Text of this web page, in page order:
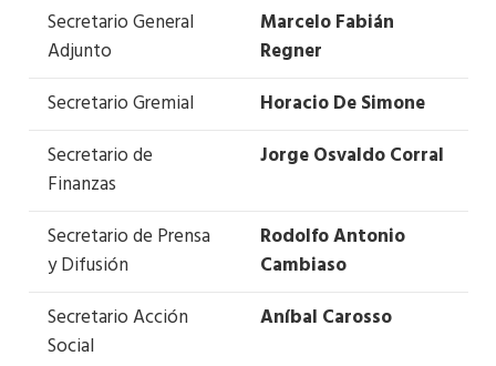
Secretario General
Adjunto
Marcelo Fabián
Regner
Secretario Gremial
Horacio De Simone
Secretario de
Finanzas
Jorge Osvaldo Corral
Secretario de Prensa
y Difusión
Rodolfo Antonio
Cambiaso
Secretario Acción
Social
Aníbal Carosso